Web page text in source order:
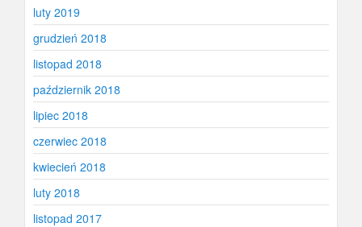
luty 2019
grudzień 2018
listopad 2018
październik 2018
lipiec 2018
czerwiec 2018
kwiecień 2018
luty 2018
listopad 2017